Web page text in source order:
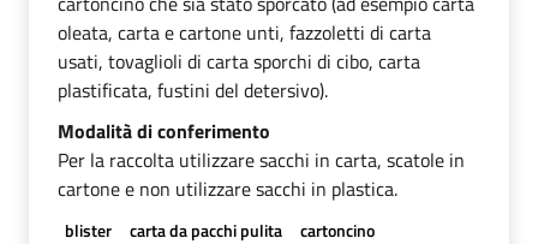
oleata, carta e cartone unti, fazzoletti di carta
usati, tovaglioli di carta sporchi di cibo, carta
plastificata, fustini del detersivo).
Modalità di conferimento
Per la raccolta utilizzare sacchi in carta, scatole in
cartone e non utilizzare sacchi in plastica.
blister carta da pacchi pulita
cartoncino